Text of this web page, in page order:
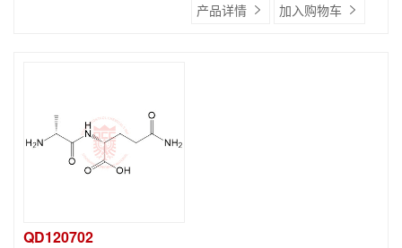
产品详情 加入购物车
QD120702